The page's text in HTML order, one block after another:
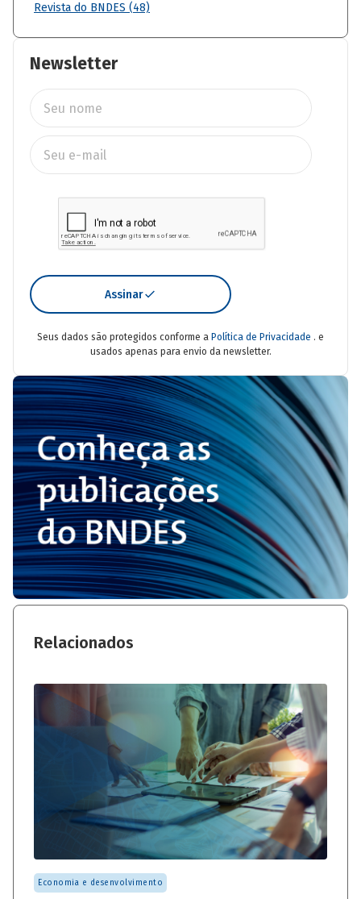
Revista do BNDES (48)
Newsletter
Assinar
Seus dados são protegidos conforme a Política de Privacidade . e
usados apenas para envio da newsletter.
Relacionados
Economia e desenvolvimento